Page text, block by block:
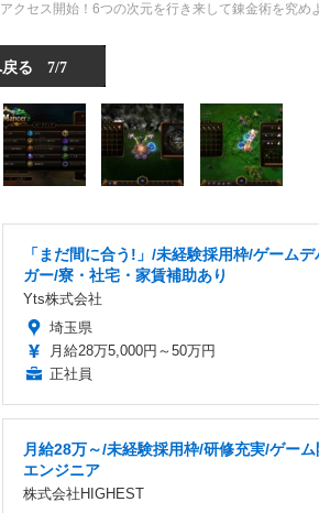
クセス開始！6つの次元を行き来して錬金術を究め
戻る 7/7
「まだ間に合う!」/未経験採用枠/ゲームデ
ガー/寮・社宅・家賃補助あり
Yts株式会社
埼玉県
月給28万5,000円～50万円
正社員
月給28万～/未経験採用枠/研修充実/ゲー
エンジニア
株式会社HIGHEST